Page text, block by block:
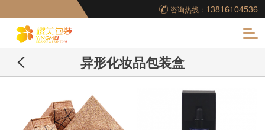
咨询热线： 13816104536
妆品包装盒工厂,高档
盒设计,包装盒制作
异形化妆品包装盒